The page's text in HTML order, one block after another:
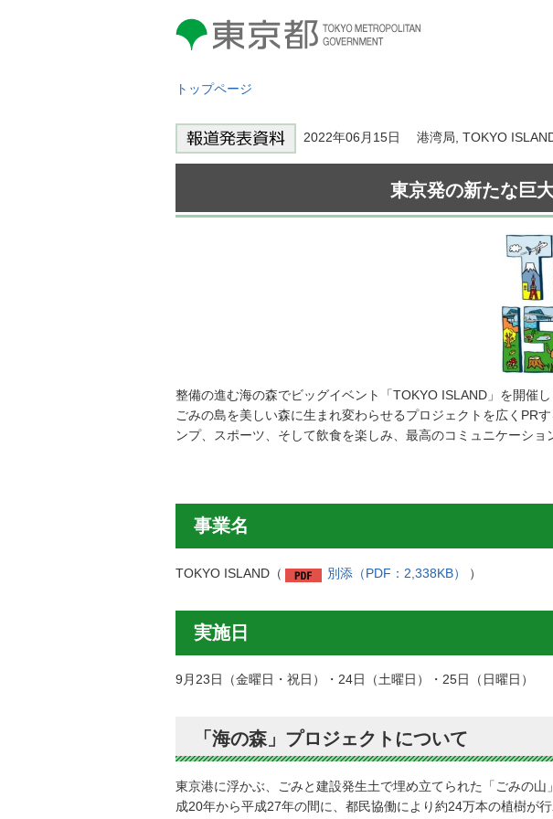
東京都 TOKYO METROPOLITAN
GOVERNMENT
トップページ
2022年06月15日 港湾局, TOKYO
東京発の新たな巨
整備の進む海の森でビッグイベント「TOKYO ISLAND」を開催し
ごみの島を美しい森に生まれ変わらせるプロジェクトを広くPR
ンプ、スポーツ、そして飲食を楽しみ、最高のコミュニケーショ
事業名
TOKYO ISLAND（ 別添（PDF：2,338KB） ）
実施日
9月23日（金曜日・祝日）・24日（土曜日）・25日（日曜日）
「海の森」プロジェクトについて
東京港に浮かぶ、ごみと建設発生土で埋め立てられた「ごみの
成20年から平成27年の間に、都民協働により約24万本の植樹が